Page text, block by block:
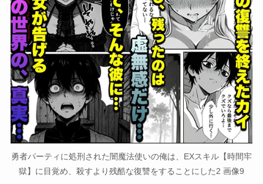
勇者パーティに処刑された闇魔法使いの俺は、EXスキル【時間牢
獄】に目覚め、殺すより残酷な復讐をすることにした2 画像9